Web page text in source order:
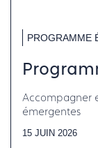
PROGRAMME
Accompagner
émergentes
15 JUIN 2026